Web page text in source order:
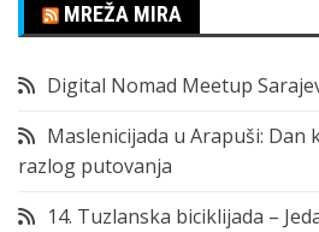
MREŽA MIRA
Digital Nomad Meetup
Maslenicijada u Arapuši: Dan
razlog putovanja
14. Tuzlanska biciklijada –